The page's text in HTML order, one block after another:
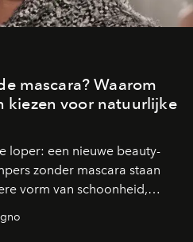
mascara? Waarom
kiezen voor natuurlijke
loper: een nieuwe beauty-
zonder mascara staan
vorm van schoonheid,